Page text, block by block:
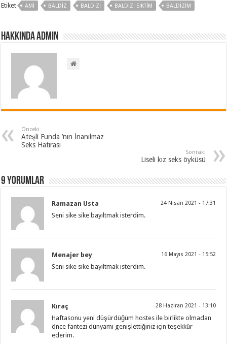
Etiket AMI BALDIZ BALDIZI BALDIZI SIKTIM BALDIZIM
Hakkında admin
Önceki
Ateşli Funda ’nın İnanılmaz
Seks Hatırası
Sonraki
Liseli kız seks öyküsü
9 Yorumlar
Ramazan Usta 24 Nisan 2021 - 17:31
Seni sike sike bayıltmak isterdim.
Menajer bey 16 Mayıs 2021 - 15:52
Seni sike sike bayıltmak isterdim.
Kıraç 28 Haziran 2021 - 13:10
Haftasonu yeni düşürdüğüm hostes ile birlikte olmadan
önce fantezi dünyamı genişlettiğiniz için teşekkür
ederim.